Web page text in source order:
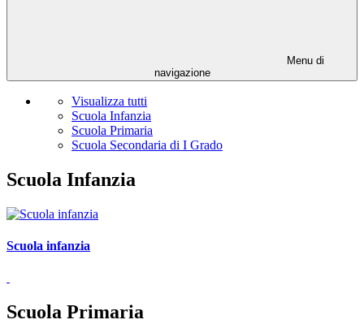
Menu di
navigazione
Visualizza tutti
Scuola Infanzia
Scuola Primaria
Scuola Secondaria di I Grado
Scuola Infanzia
Scuola infanzia
Scuola Primaria